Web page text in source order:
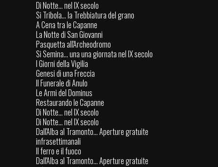
Di Notte... nel IX secolo
Si Tribola... la Trebbiatura del grano
A Cena tra le Capanne
La Notte di San Giovanni
Pasquetta all'Archeodromo
Si Semina... una una giornata nel IX secolo
I Giorni della Vigilia
Genesi di una Freccia
Il Funerale di Anulo
Le Armi del Dominus
Restaurando le Capanne
Di Notte... nel IX secolo
Di Notte... nel IX secolo
Dall'Alba al Tramonto... Aperture gratuite
infrasettimanali
Il ferro e il fuoco
Dall'Alba al Tramonto... Aperture gratuite